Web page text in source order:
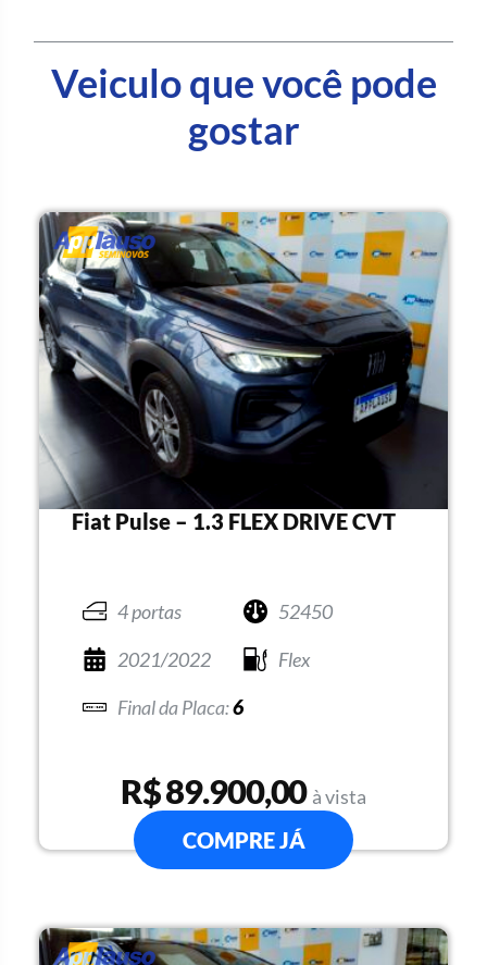
Veiculo que você pode
gostar
Fiat Pulse – 1.3 FLEX DRIVE CVT
4 portas
52450
2021/2022
Flex
6
R$ 89.900,00 à vista
COMPRE JÁ